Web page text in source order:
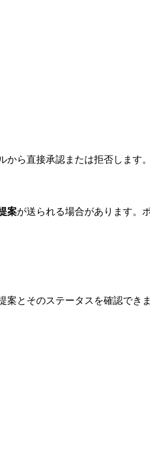
ら直接承認または拒否します。
案が送られる場合があります。
案とそのステータスを確認できま